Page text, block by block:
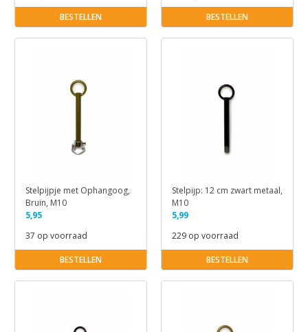
BESTELLEN BESTELLEN
Stelpijpje met Ophangoog,
Bruin, M10
5,95
37 op voorraad
BESTELLEN
Stelpijp: 12 cm zwart metaal,
M10
5,99
229 op voorraad
BESTELLEN